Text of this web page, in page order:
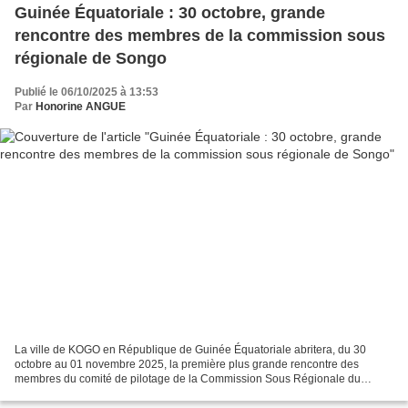
Guinée Équatoriale : 30 octobre, grande
rencontre des membres de la commission sous
régionale de Songo
Publié le 06/10/2025 à 13:53
Par Honorine ANGUE
La ville de KOGO en République de Guinée Équatoriale abritera, du 30
octobre au 01 novembre 2025, la première plus grande rencontre des
membres du comité de pilotage de la Commission Sous Régionale du